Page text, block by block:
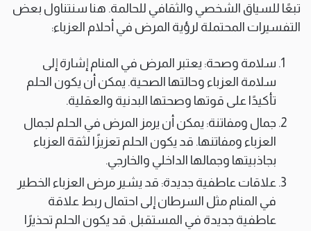
تبعًا للسياق الشخصي والثقافي للحالمة. هنا سنتناول بعض
التفسيرات المحتملة لرؤية المرض في أحلام العزباء:
سلامة وصحة: يعتبر المرض في المنام إشارة إلى
سلامة العزباء وحالتها الصحية. يمكن أن يكون الحلم
تأكيدًا على قوتها وصحتها البدنية والعقلية.
جمال ومفاتنة: يمكن أن يرمز المرض في الحلم لجمال
العزباء ومفاتنها. قد يكون الحلم تعزيزًا لثقة العزباء
بجاذبيتها وجمالها الداخلي والخارجي.
علاقات عاطفية جديدة: قد يشير مرض العزباء الخطير
في المنام مثل السرطان إلى احتمال ربط علاقة
عاطفية جديدة في المستقبل. قد يكون الحلم تحذيرًا